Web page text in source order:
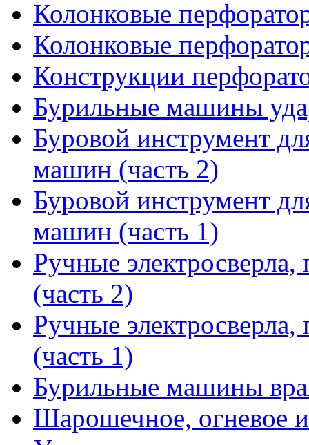
Колонковые
Колонковые
Конструкции
Бурильные машины
Буровой инструмент
машин (часть 2)
Буровой инструмент
машин (часть 1)
Ручные электросверла,
(часть 2)
Ручные электросверла,
(часть 1)
Бурильные машины
Шарошечное, огневое